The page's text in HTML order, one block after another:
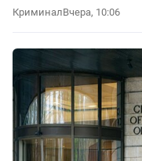
КриминалВчера, 10:06